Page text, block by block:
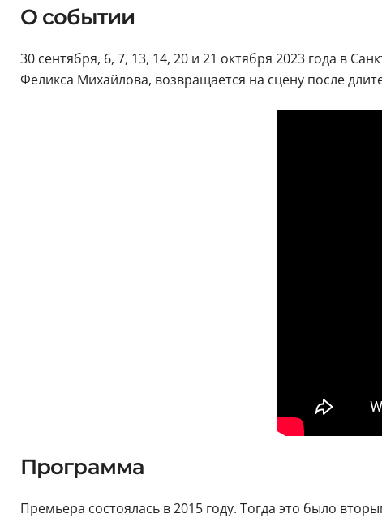
О событии
30 сентября, 6, 7, 13, 14, 20 и 21 октября 2023 года в
Феликса Михайлова, возвращается на сцену после
Программа
Премьера состоялась в 2015 году. Тогда это было